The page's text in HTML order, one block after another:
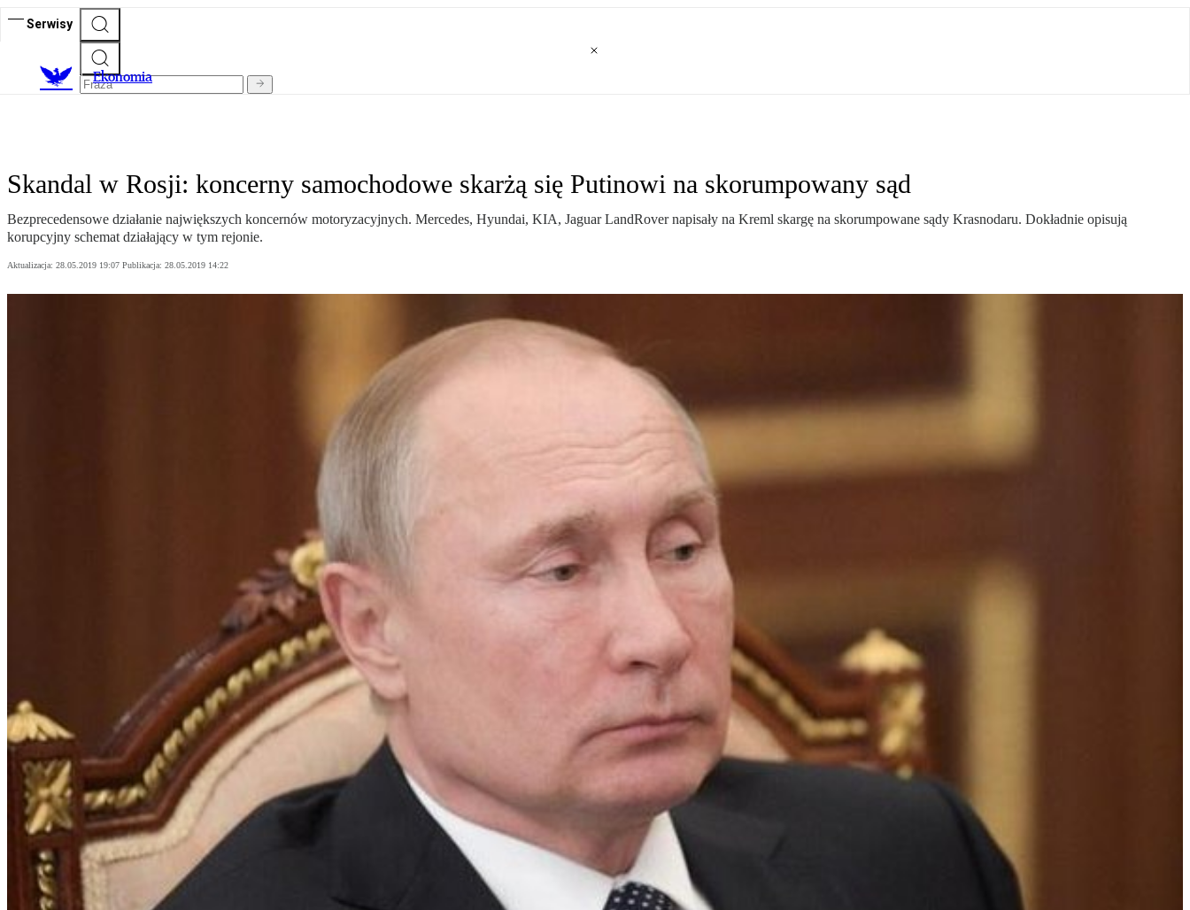
Serwisy
Ekonomia
Skandal w Rosji: koncerny samochodowe skarżą się Putinowi na skorumpowany sąd
Bezprecedensowe działanie największych koncernów motoryzacyjnych. Mercedes, Hyundai, KIA, Jaguar LandRover napisały na Kreml skargę na skorumpowane sądy Krasnodaru. Dokładnie opisują
korupcyjny schemat działający w tym rejonie.
Aktualizacja: 28.05.2019 19:07 Publikacja: 28.05.2019 14:22